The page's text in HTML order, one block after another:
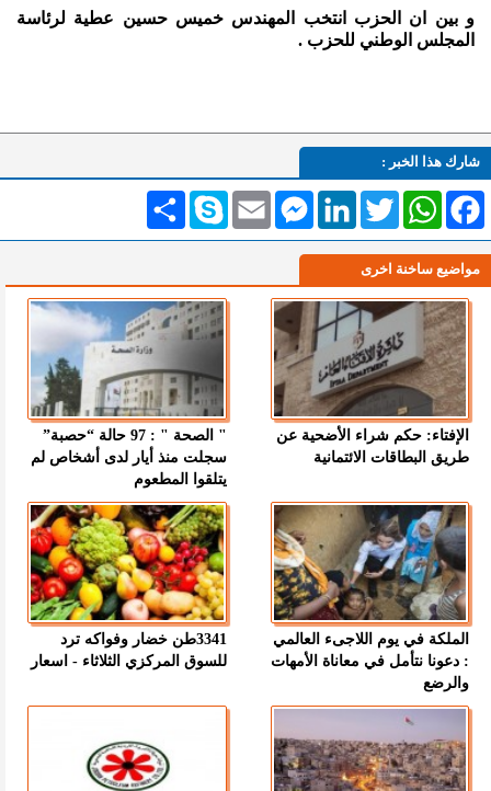
و بين ان الحزب انتخب
المهندس خميس حسين عطية لرئاسة
المجلس الوطني للحزب .
شارك هذا الخبر :
انشر Skype Email
MessengerLinkedInTwitterWhatsAppFacebook
مواضيع ساخنة اخرى
الإفتاء: حكم شراء الأضحية عن
طريق البطاقات الائتمانية
" الصحة " : 97 حالة “حصبة”
سجلت منذ أيار لدى أشخاص لم
يتلقوا المطعوم
الملكة في يوم اللاجىء العالمي
: دعونا نتأمل في معاناة الأمهات
والرضع
3341طن خضار وفواكه ترد
للسوق المركزي الثلاثاء - اسعار